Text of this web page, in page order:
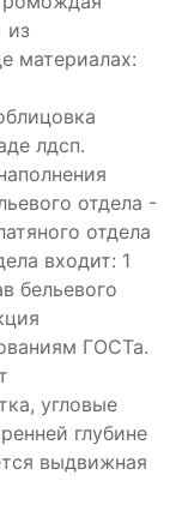
из
материалах:
лдсп.
отдела -
отдела
входит: 1
бельевого
ГОСТа.
угловые
глубине
выдвижная